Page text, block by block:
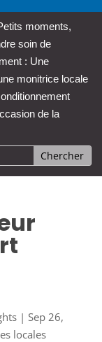
moments,
soin de
: Une
monitrice locale
de la
| Sep 26,
locales